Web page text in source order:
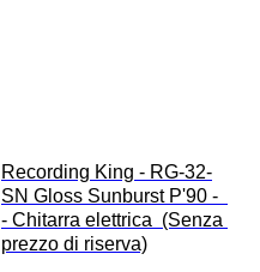
Recording King - RG-32-
SN Gloss Sunburst P'90 -
- Chitarra elettrica  (Senza
prezzo di riserva)